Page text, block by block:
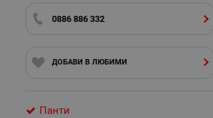
0886 886 332
ДОБАВИ В ЛЮБИМИ
Панти